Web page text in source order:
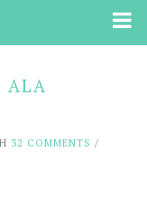
ALA
32 COMMENTS /